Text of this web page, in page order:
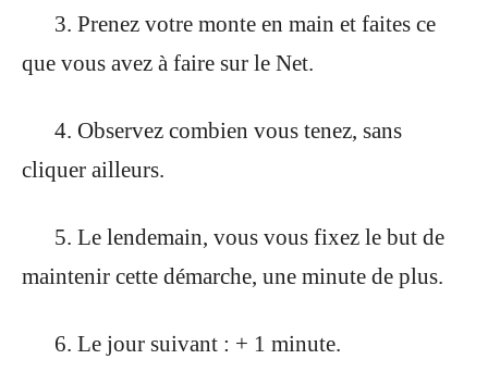
3. Prenez votre monte en main et faites ce
que vous avez à faire sur le Net.
4. Observez combien vous tenez, sans
cliquer ailleurs.
5. Le lendemain, vous vous fixez le but de
maintenir cette démarche, une minute de plus.
6. Le jour suivant : + 1 minute.